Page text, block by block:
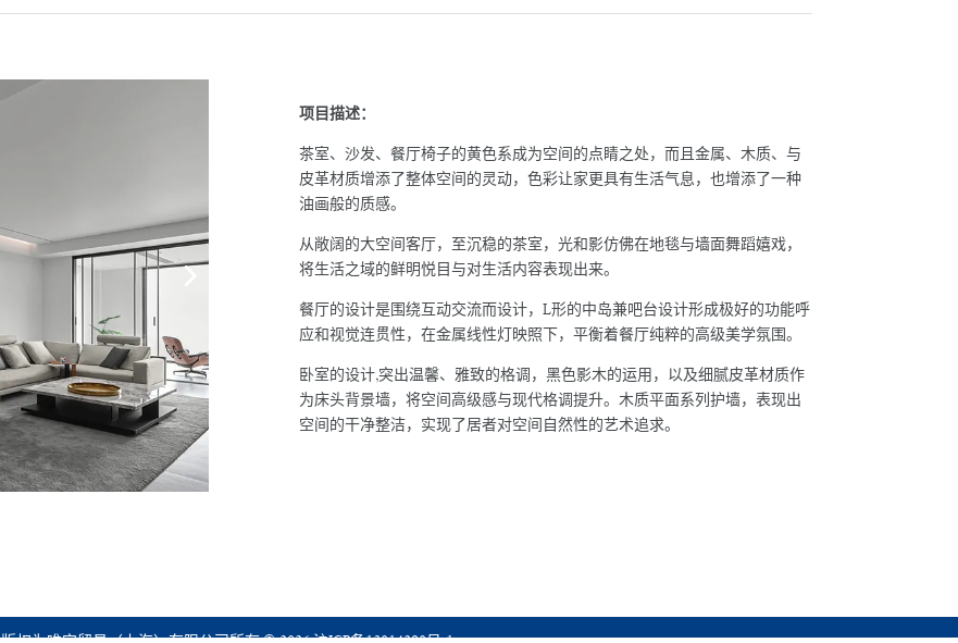
项目描述：
茶室、沙发、餐厅椅子的黄色系成为空间的点睛之处，而且金属、木质、与
皮革材质增添了整体空间的灵动，色彩让家更具有生活气息，也增添了一种
油画般的质感。
从敞阔的大空间客厅，至沉稳的茶室，光和影仿佛在地毯与墙面舞蹈嬉戏，
将生活之域的鲜明悦目与对生活内容表现出来。
餐厅的设计是围绕互动交流而设计，L形的中岛兼吧台设计形成极好的功能呼
应和视觉连贯性，在金属线性灯映照下，平衡着餐厅纯粹的高级美学氛围。
卧室的设计,突出温馨、雅致的格调，黑色影木的运用，以及细腻皮革材质作
为床头背景墙，将空间高级感与现代格调提升。木质平面系列护墙，表现出
空间的干净整洁，实现了居者对空间自然性的艺术追求。